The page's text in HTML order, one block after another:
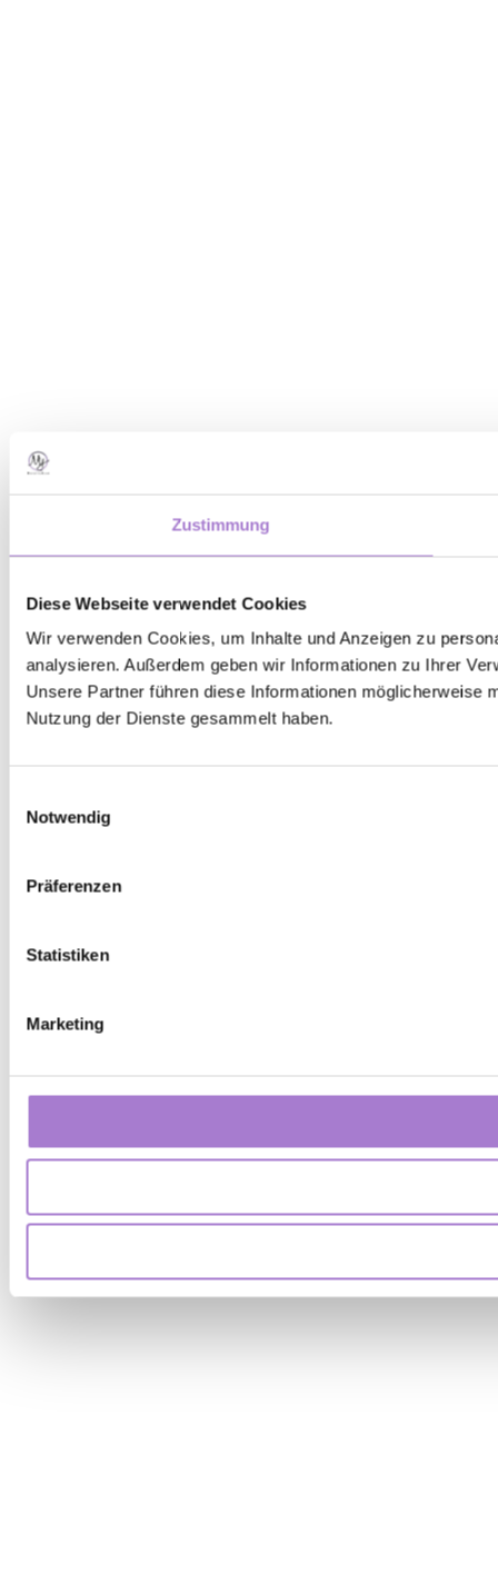
Zustimmung
Diese Webseite verwendet Cookies
Wir verwenden Cookies, um Inhalte und Anzeigen zu
analysieren. Außerdem geben wir Informationen zu Ihrer
Unsere Partner führen diese Informationen möglicherweise
Nutzung der Dienste gesammelt haben.
Notwendig
Präferenzen
Statistiken
Marketing